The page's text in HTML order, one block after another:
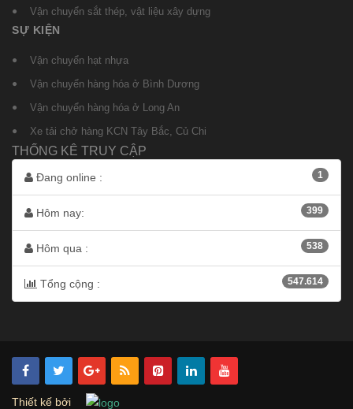
Vận chuyển sắt thép, vật liệu xây dựng
SỰ KIỆN
Vận chuyển hạt nhựa
Vận chuyển hàng hóa ở Bình Dương
Vận chuyển hàng hóa ở Long An
Xe tải chở hàng KCN Tây Bắc, Củ Chi
THỐNG KÊ TRUY CẬP
1
Đang online :
399
Hôm nay:
538
Hôm qua :
547.614
Tổng cộng :
Thiết kế bởi